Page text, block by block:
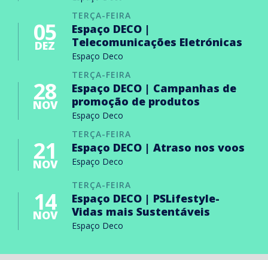
TERÇA-FEIRA
05
DEZ
Espaço DECO |
Telecomunicações Eletrónicas
Espaço Deco
TERÇA-FEIRA
28
NOV
Espaço DECO | Campanhas de
promoção de produtos
Espaço Deco
TERÇA-FEIRA
21
NOV
Espaço DECO | Atraso nos voos
Espaço Deco
TERÇA-FEIRA
14
NOV
Espaço DECO | PSLifestyle-
Vidas mais Sustentáveis
Espaço Deco